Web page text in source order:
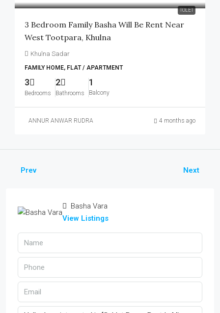
TOLET
3 Bedroom Family Basha Will Be Rent Near
West Tootpara, Khulna
Khulna Sadar
FAMILY HOME, FLAT / APARTMENT
3
Bedrooms
2
Bathrooms
1
Balcony
ANNUR ANWAR RUDRA 4 months ago
Prev Next
Basha Vara
View Listings